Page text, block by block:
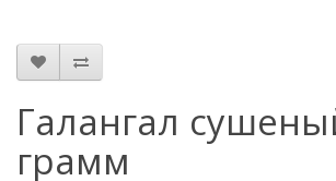
Галангал
грамм